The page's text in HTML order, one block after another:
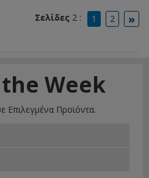
Σελίδες 2 : 1 2 »
Week
Προϊόντα.